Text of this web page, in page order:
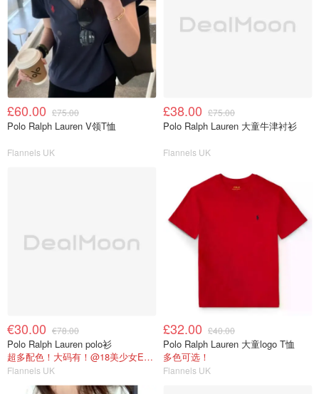
£60.00 £75.00
Polo Ralph Lauren V领T恤
Flannels UK
£38.00 £75.00
Polo Ralph Lauren 大童牛津衬衫
Flannels UK
€30.00 €78.00
Polo Ralph Lauren polo衫
超多配色！大码有！@18美少女Emma购物心得
Flannels UK
£32.00 £40.00
Polo Ralph Lauren 大童logo T恤
多色可选！
Flannels UK